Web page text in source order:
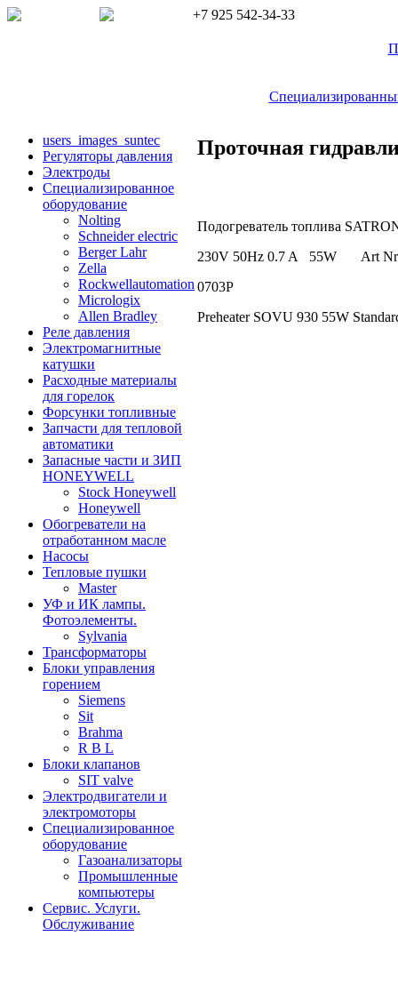
+7 925 542-34-33
users_images_suntec
Регуляторы давления
Электроды
Cпециализированное
оборудование
Nolting
Schneider electric
Berger Lahr
Zella
Rockwellautomation
Micrologix
Allen Bradley
Реле давления
Электромагнитные
катушки
Расходные материалы
для горелок
Форсунки топливные
Запчасти для тепловой
автоматики
Запасные части и ЗИП
HONEYWELL
Stock Honeywell
Honeywell
Обогреватели на
отработанном масле
Насосы
Тепловые пушки
Master
УФ и ИК лампы.
Фотоэлементы.
Sylvania
Трансформаторы
Блоки управления
горением
Siemens
Sit
Brahma
R B L
Блоки клапанов
SIT valve
Электродвигатели и
электромоторы
Специализированное
оборудование
Газоанализаторы
Промышленные
компьютеры
Сервис. Услуги.
Обслуживание
Проточная
Подогреватель топлива
230V 50Hz 0.7 A 55W Art Nr
0703P
Preheater SOVU 930 55W